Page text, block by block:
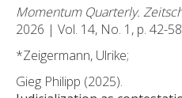
Momentum Quarterly.
2026 | Vol. 14, No. 1, p. 42-58
*Zeigermann, Ulrike;
Gieg Philipp (2025).